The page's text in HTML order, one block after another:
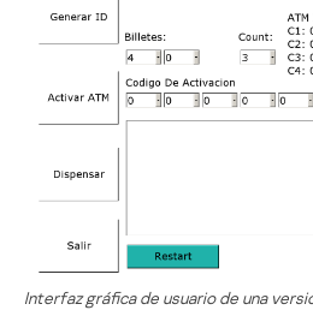
Interfaz gráfica de usuario de una